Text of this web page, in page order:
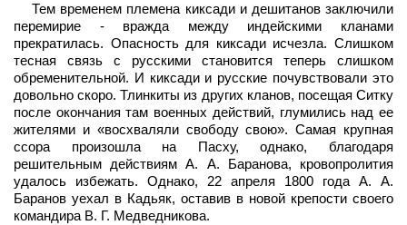
Тем временем племена киксади и дешитанов заключили
перемирие - вражда между индейскими кланами
прекратилась. Опасность для киксади исчезла. Слишком
тесная связь с русскими становится теперь слишком
обременительной. И киксади и русские почувствовали это
довольно скоро. Тлинкиты из других кланов, посещая Ситку
после окончания там военных действий, глумились над ее
жителями и «восхваляли свободу свою». Самая крупная
ссора произошла на Пасху, однако, благодаря
решительным действиям А. А. Баранова, кровопролития
удалось избежать. Однако, 22 апреля 1800 года А. А.
Баранов уехал в Кадьяк, оставив в новой крепости своего
командира В. Г. Медведникова.